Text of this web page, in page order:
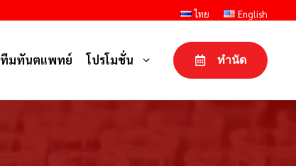
ไทย English
ทีมทันตแพทย์ โปรโมชั่น ทำนัด